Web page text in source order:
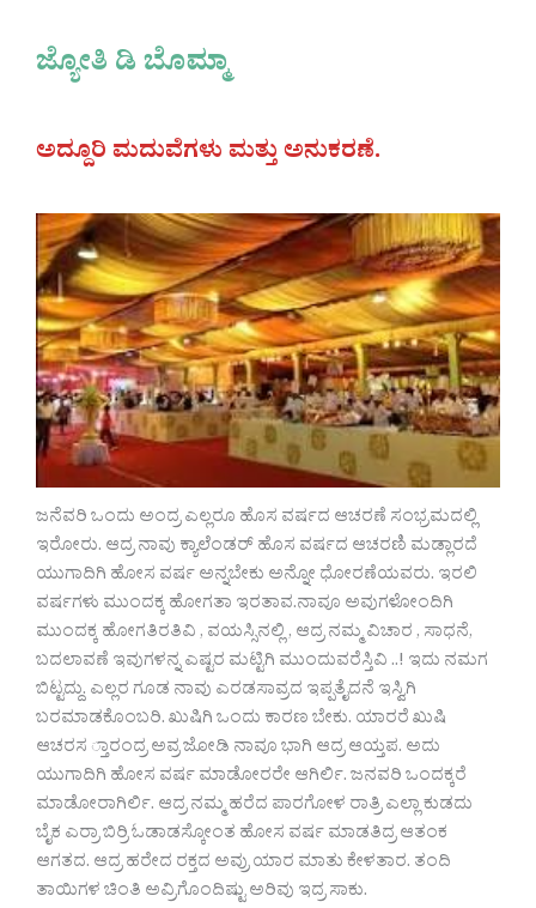
ಜ್ಯೋತಿ ಡಿ ಬೊಮ್ಮಾ
ಅದ್ದೂರಿ ಮದುವೆಗಳು ಮತ್ತು ಅನುಕರಣೆ.
ಜನೆವರಿ ಒಂದು ಅಂದ್ರ ಎಲ್ಲರೂ ಹೊಸ ವರ್ಷದ ಆಚರಣೆ ಸಂಭ್ರಮದಲ್ಲಿ
ಇರೋರು. ಆದ್ರ ನಾವು ಕ್ಯಾಲೆಂಡರ್ ಹೊಸ ವರ್ಷದ ಆಚರಣಿ ಮಡ್ಲಾರದೆ
ಯುಗಾದಿಗಿ ಹೋಸ ವರ್ಷ ಅನ್ನಬೇಕು ಅನ್ನೋ ಧೋರಣೆಯವರು. ಇರಲಿ
ವರ್ಷಗಳು ಮುಂದಕ್ಕ ಹೋಗತಾ ಇರತಾವ.ನಾವೂ ಅವುಗಳೋಂದಿಗಿ
ಮುಂದಕ್ಕ ಹೋಗತಿರತಿವಿ , ವಯಸ್ಸಿನಲ್ಲಿ , ಆದ್ರ ನಮ್ಮ ವಿಚಾರ , ಸಾಧನೆ,
ಬದಲಾವಣೆ ಇವುಗಳನ್ನ ಎಷ್ಟರ ಮಟ್ಟಿಗಿ ಮುಂದುವರೆಸ್ತಿವಿ ..! ಇದು ನಮಗ
ಬಿಟ್ಟದ್ದು. ಎಲ್ಲರ ಗೂಡ ನಾವು ಎರಡಸಾವ್ರದ ಇಪ್ಪತೈದನೆ ಇಸ್ವಿಗಿ
ಬರಮಾಡಕೊಂಬರಿ. ಖುಷಿಗಿ ಒಂದು ಕಾರಣ ಬೇಕು. ಯಾರರೆ ಖುಷಿ
ಆಚರಸ ್ತಾರಂದ್ರ ಅವ್ರ ಜೋಡಿ ನಾವೂ ಭಾಗಿ ಆದ್ರ ಆಯ್ತಪ. ಅದು
ಯುಗಾದಿಗಿ ಹೋಸ ವರ್ಷ ಮಾಡೋರರೇ ಆಗಿರ್ಲಿ. ಜನವರಿ ಒಂದಕ್ಕರೆ
ಮಾಡೋರಾಗಿರ್ಲಿ. ಆದ್ರ ನಮ್ಮ ಹರೆದ ಪಾರಗೋಳ ರಾತ್ರಿ ಎಲ್ಲಾ ಕುಡದು
ಬೈಕ ಎರ್ರಾ ಬಿರ್ರಿ ಓಡಾಡಸ್ಕೋಂತ ಹೋಸ ವರ್ಷ ಮಾಡತಿದ್ರ ಆತಂಕ
ಆಗತದ. ಆದ್ರ ಹರೇದ ರಕ್ತದ ಅವ್ರು ಯಾರ ಮಾತು ಕೇಳತಾರ. ತಂದಿ
ತಾಯಿಗಳ ಚಿಂತಿ ಅವ್ರಿಗೊಂದಿಷ್ಟು ಅರಿವು ಇದ್ರ ಸಾಕು.